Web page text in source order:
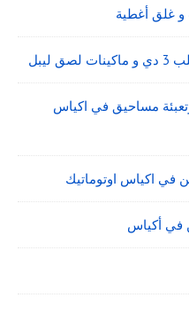
مساحيق في اكياس